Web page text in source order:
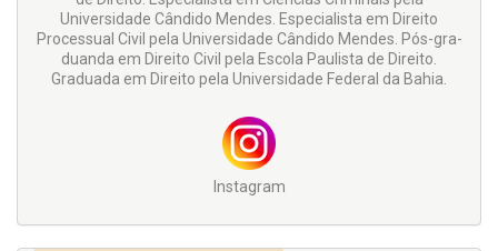
Universidade Cândido Mendes. Especialista em Direito
Processual Civil pela Universidade Cândido Mendes. Pós-gra-
duanda em Direito Civil pela Escola Paulista de Direito.
Graduada em Direito pela Universidade Federal da Bahia.
Instagram